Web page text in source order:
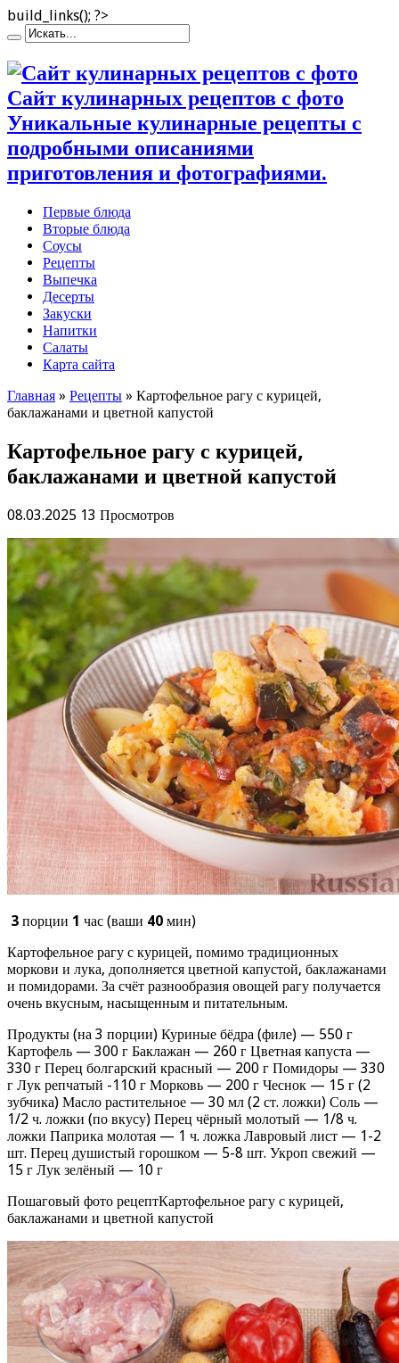
build_links(); ?>
Сайт кулинарных рецептов с фото
Уникальные кулинарные рецепты с
подробными описаниями
приготовления и фотографиями.
Первые блюда
Вторые блюда
Соусы
Рецепты
Выпечка
Десерты
Закуски
Напитки
Салаты
Карта сайта
Главная » Рецепты » Картофельное рагу с курицей,
баклажанами и цветной капустой
Картофельное рагу с курицей,
баклажанами и цветной капустой
08.03.2025 13 Просмотров
3 порции 1 час (ваши 40 мин)
Картофельное рагу с курицей, помимо традиционных
моркови и лука, дополняется цветной капустой, баклажанами
и помидорами. За счёт разнообразия овощей рагу получается
очень вкусным, насыщенным и питательным.
Продукты (на 3 порции) Куриные бёдра (филе) — 550 г
Картофель — 300 г Баклажан — 260 г Цветная капуста —
330 г Перец болгарский красный — 200 г Помидоры — 330
г Лук репчатый -110 г Морковь — 200 г Чеснок — 15 г (2
зубчика) Масло растительное — 30 мл (2 ст. ложки) Соль —
1/2 ч. ложки (по вкусу) Перец чёрный молотый — 1/8 ч.
ложки Паприка молотая — 1 ч. ложка Лавровый лист — 1-2
шт. Перец душистый горошком — 5-8 шт. Укроп свежий —
15 г Лук зелёный — 10 г
Пошаговый фото рецептКартофельное рагу с курицей,
баклажанами и цветной капустой